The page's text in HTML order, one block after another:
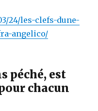
24/les-clefs-dune-
angelico/
péché, est
chacun